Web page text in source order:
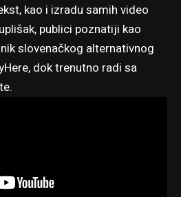
kao i izradu samih video
publici poznatiji kao
slovenačkog alternativnog
dok trenutno radi sa